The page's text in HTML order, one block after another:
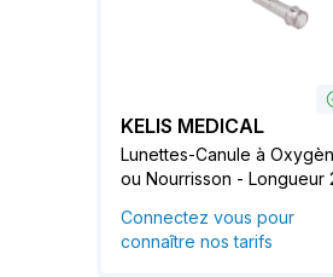
KELIS MEDICAL
Lunettes-Canule à
ou Nourrisson - Longueur
Connectez vous pour
connaître nos tarifs